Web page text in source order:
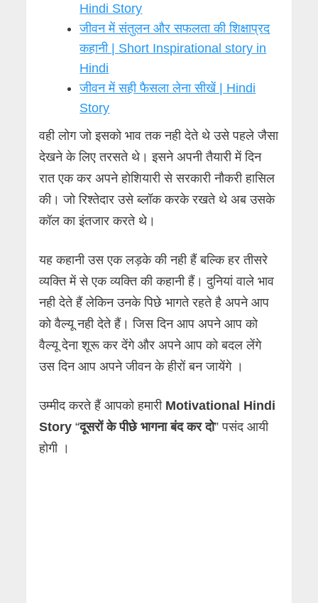
Hindi Story
जीवन में संतुलन और सफलता की शिक्षाप्रद
कहानी | Short Inspirational story in
Hindi
जीवन में सही फैसला लेना सीखें | Hindi
Story
वही लोग जो इसको भाव तक नही देते थे उसे पहले जैसा
देखने के लिए तरसते थे। इसने अपनी तैयारी में दिन
रात एक कर अपने होशियारी से सरकारी नौकरी हासिल
की। जो रिश्तेदार उसे ब्लॉक करके रखते थे अब उसके
कॉल का इंतजार करते थे।
यह कहानी उस एक लड़के की नही हैं बल्कि हर तीसरे
व्यक्ति में से एक व्यक्ति की कहानी हैं। दुनियां वाले भाव
नही देते हैं लेकिन उनके पिछे भागते रहते है अपने आप
को वैल्यू नही देते हैं। जिस दिन आप अपने आप को
वैल्यू देना शूरू कर देंगे और अपने आप को बदल लेंगे
उस दिन आप अपने जीवन के हीरों बन जायेंगे ।
उम्मीद करते हैं आपको हमारी Motivational Hindi
Story “दूसरों के पीछे भागना बंद कर दो” पसंद आयी
होगी ।